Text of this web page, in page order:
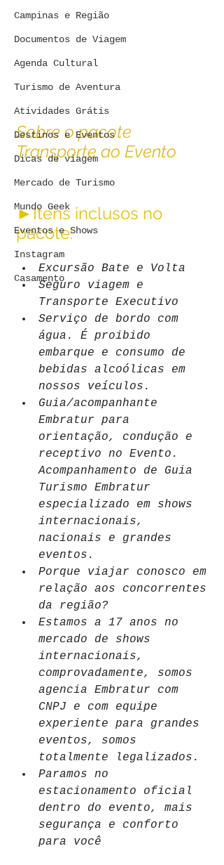
Campinas e Região
Documentos de Viagem
Agenda Cultural
Turismo de Aventura
Atividades Grátis
Destinos e Eventos
Dicas de viagem
Mercado de Turismo
Mundo Geek
Eventos e Shows
Instagram
Casamento
Sobre o pacote
Transporte ao Evento
►Itens inclusos no
pacote:
Excursão Bate e Volta
Seguro viagem e
Transporte Executivo
Serviço de bordo com
água. É proibido
embarque e consumo de
bebidas alcoólicas em
nossos veículos.
Guia/acompanhante
Embratur para
orientação, condução e
receptivo no Evento.
Acompanhamento de Guia
Turismo Embratur
especializado em shows
internacionais,
nacionais e grandes
eventos.
Porque viajar conosco em
relação aos concorrentes
da região?
Estamos a 17 anos no
mercado de shows
internacionais,
comprovadamente, somos
agencia Embratur com
CNPJ e com equipe
experiente para grandes
eventos, somos
totalmente legalizados.
Paramos no
estacionamento oficial
dentro do evento, mais
segurança e conforto
para você